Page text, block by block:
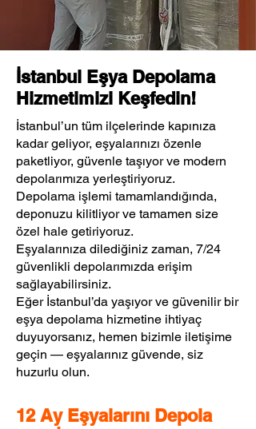
İstanbul Eşya Depolama
Hizmetimizi Keşfedin!
İstanbul’un tüm ilçelerinde kapınıza
kadar geliyor, eşyalarınızı özenle
paketliyor, güvenle taşıyor ve modern
depolarımıza yerleştiriyoruz.
Depolama işlemi tamamlandığında,
deponuzu kilitliyor ve tamamen size
özel hale getiriyoruz.
Eşyalarınıza dilediğiniz zaman, 7/24
güvenlikli depolarımızda erişim
sağlayabilirsiniz.
Eğer İstanbul’da yaşıyor ve güvenilir bir
eşya depolama hizmetine ihtiyaç
duyuyorsanız, hemen bizimle iletişime
geçin — eşyalarınız güvende, siz
huzurlu olun.
12 Ay Eşyalarını Depola